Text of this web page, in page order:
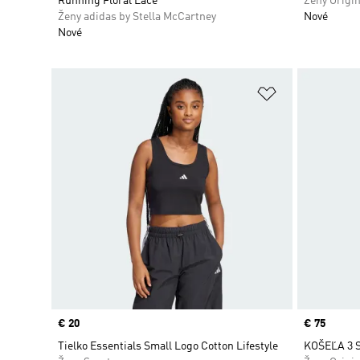
Ženy adidas by Stella McCartney
Nové
Nové
Price
€ 20
Tielko Essentials Small Logo Cotton Lifestyle
Price
€ 75
KOŠEĽA 3